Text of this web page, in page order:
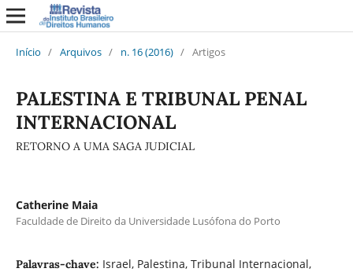
Início / Arquivos / n. 16 (2016) / Artigos
PALESTINA E TRIBUNAL PENAL
INTERNACIONAL
RETORNO A UMA SAGA JUDICIAL
Catherine Maia
Faculdade de Direito da Universidade Lusófona do Porto
Palavras-chave: Israel, Palestina, Tribunal Internacional,